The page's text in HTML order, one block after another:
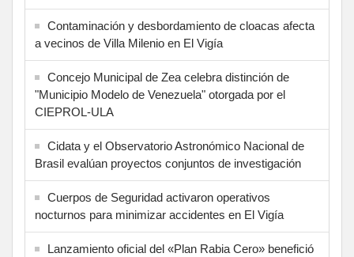
Contaminación y desbordamiento de cloacas afecta
a vecinos de Villa Milenio en El Vigía
Concejo Municipal de Zea celebra distinción de
"Municipio Modelo de Venezuela" otorgada por el
CIEPROL-ULA
Cidata y el Observatorio Astronómico Nacional de
Brasil evalúan proyectos conjuntos de investigación
Cuerpos de Seguridad activaron operativos
nocturnos para minimizar accidentes en El Vigía
Lanzamiento oficial del «Plan Rabia Cero» benefició